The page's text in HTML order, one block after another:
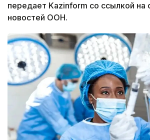
передает Kazinform со ссылкой на
новостей ООН.